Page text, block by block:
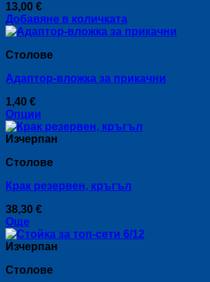
options
may
be
on
the
product
page
13,00 €
Добавяне в количката
Столове
Адаптор-вложка за прикачни
1,40 €
Опции
This
product
multiple
The
may
be
chosen
on
product
Изчерпан
Столове
Крак резервен, кръгъл
38,30 €
Още
Изчерпан
Столове